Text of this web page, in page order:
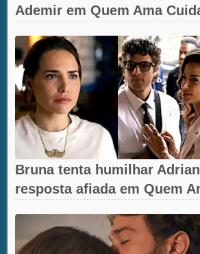
Ademir em Quem Ama
Bruna tenta humilhar
resposta afiada em Quem